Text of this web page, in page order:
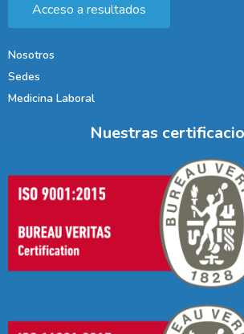
Acceso a resultados
Nosotros
Sedes
Medicina Laboral
Nuestras